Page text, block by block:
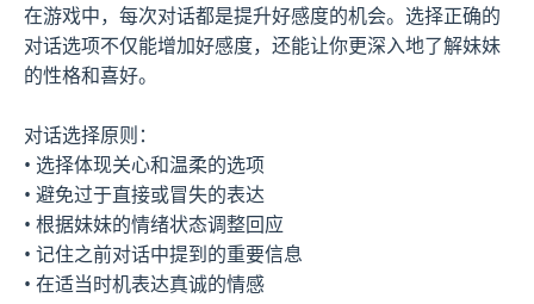
在游戏中，每次对话都是提升好感度的机会。选择正确的
对话选项不仅能增加好感度，还能让你更深入地了解妹妹
的性格和喜好。
对话选择原则：
• 选择体现关心和温柔的选项
• 避免过于直接或冒失的表达
• 根据妹妹的情绪状态调整回应
• 记住之前对话中提到的重要信息
• 在适当时机表达真诚的情感